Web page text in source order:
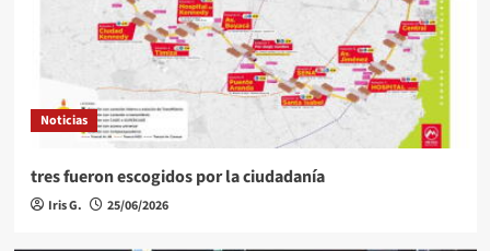
Noticias
tres fueron escogidos por la ciudadanía
Iris G. 25/06/2026